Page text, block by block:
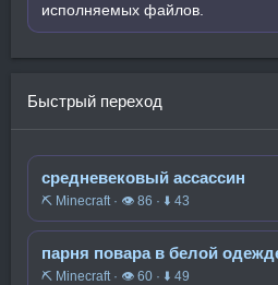
исполняемых файлов.
Быстрый переход
средневековый ассассин
⛏️ Minecraft · 👁 86 · ⬇ 43
парня повара в белой
⛏️ Minecraft · 👁 60 · ⬇ 49